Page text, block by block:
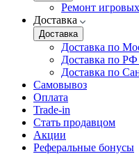
Ремонт
Доставка
Доставка
Доставка по
Доставка по
Доставка по
Самовывоз
Оплата
Trade-in
Стать продавцом
Акции
Реферальные бонусы